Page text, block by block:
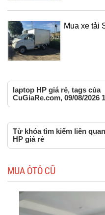
Mua xe tải
laptop HP giá rẻ, tags của
CuGiaRe.com, 09/08/2026
Từ khóa tìm kiếm liên
HP giá rẻ
MUA ÔTÔ CŨ